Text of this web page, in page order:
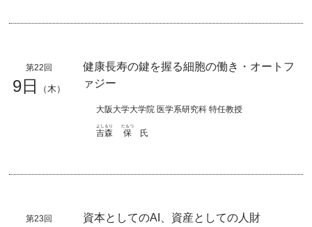
第22回
9日 （木）
健康長寿の鍵を握る細胞の働き・オートフ
ァジー
大阪大学大学院 医学系研究科 特任教授
吉森
よしもり
保
たもつ
氏
第23回
資本としてのAI、資産としての人財